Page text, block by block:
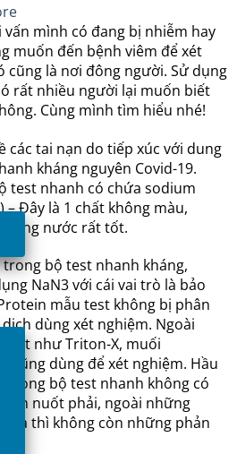
mình có đang bị nhiễm hay
muốn đến bệnh viêm để xét
cũng là nơi đông người. Sử dụng
rất nhiều người lại muốn biết
Cùng mình tìm hiểu nhé!
các tai nạn do tiếp xúc với dung
kháng nguyên Covid-19.
test nhanh có chứa sodium
– Đây là 1 chất không màu,
nước rất tốt.
bộ test nhanh kháng,
NaN3 với cái vai trò là bảo
mẫu test không bị phân
dùng xét nghiệm. Ngoài
như Triton-X, muối
cũng dùng để xét nghiệm. Hầu
trong bộ test nhanh không có
nuốt phải, ngoài những
thì không còn những phản